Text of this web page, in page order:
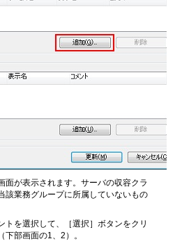
面が表示されます。サーバの収容クラ
該業務グループに所属していないもの
トを選択して、［選択］ボタンをクリ
下部画面の1、2）。